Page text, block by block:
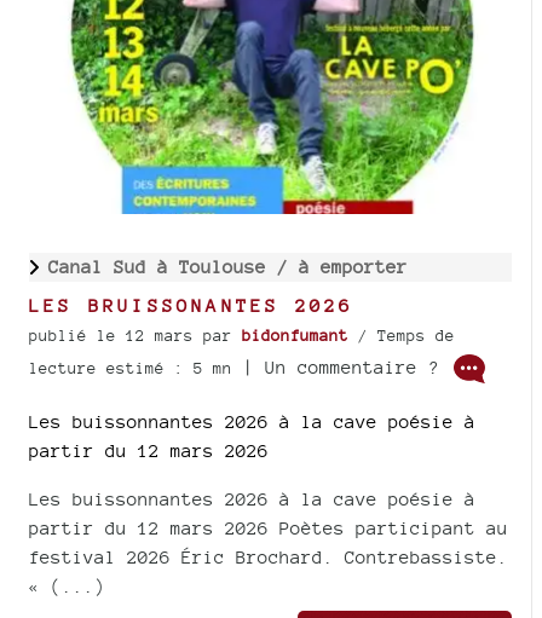
Canal Sud à Toulouse / à emporter
LES BRUISSONANTES 2026
publié le 12 mars par bidonfumant / Temps de
lecture estimé : 5 mn
| Un commentaire ?
Les buissonnantes 2026 à la cave poésie à
partir du 12 mars 2026
Les buissonnantes 2026 à la cave poésie à
partir du 12 mars 2026 Poètes participant au
festival 2026 Éric Brochard. Contrebassiste.
« (...)